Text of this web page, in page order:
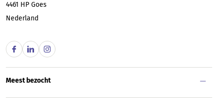
4461 HP Goes
Nederland
Meest bezocht